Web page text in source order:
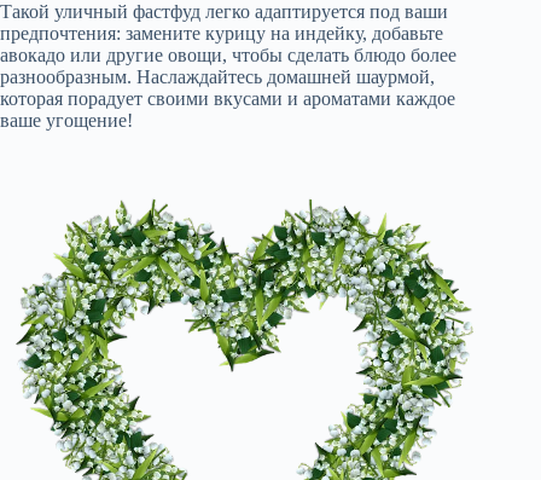
Такой уличный фастфуд легко адаптируется под ваши
предпочтения: замените курицу на индейку, добавьте
авокадо или другие овощи, чтобы сделать блюдо более
разнообразным. Наслаждайтесь домашней шаурмой,
которая порадует своими вкусами и ароматами каждое
ваше угощение!